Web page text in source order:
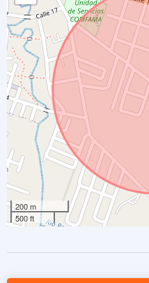
200 m
500 ft